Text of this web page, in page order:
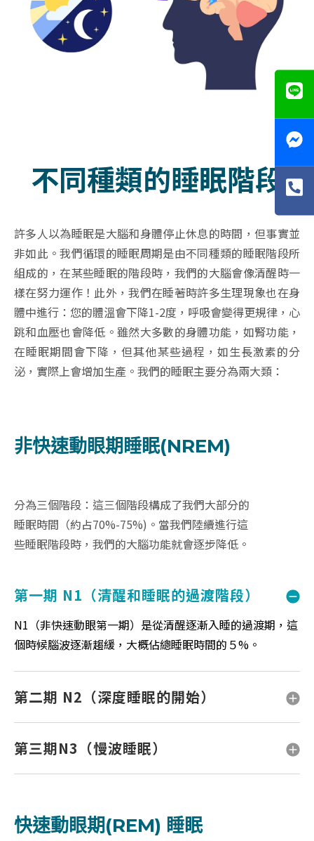
不同種類的睡眠階段
許多人以為睡眠是大腦和身體停止休息的時間，但事實並
非如此。我們循環的睡眠周期是由不同種類的睡眠階段所
組成的，在某些睡眠的階段時，我們的大腦會像清醒時一
樣在努力運作！此外，我們在睡著時許多生理現象也在身
體中進行：您的體溫會下降1-2度，呼吸會變得更規律，心
跳和血壓也會降低。雖然大多數的身體功能，如腎功能，
在睡眠期間會下降，但其他某些過程，如生長激素的分
泌，實際上會增加生產。 我們的睡眠主要分為兩大類：
非快速動眼期睡眠(NREM)
分為三個階段：這三個階段構成了我們大部分的
睡眠時間（約占70%-75%)。當我們陸續進行這
些睡眠階段時，我們的大腦功能就會逐步降低。
第一期 N1（清醒和睡眠的過渡階段）
N1（非快速動眼第一期）是從清醒逐漸入睡的過渡期，這
個時候腦波逐漸趨緩，大概佔總睡眠時間的５%。
第二期 N2（深度睡眠的開始）
第三期N3（慢波睡眠）
快速動眼期(REM) 睡眠